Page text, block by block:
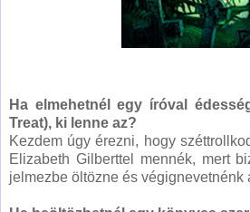
Ha elmehetnél egy íróval
Treat), ki lenne az?
Kezdem úgy érezni, hogy
Elizabeth Gilberttel mennék, mert
jelmezbe öltözne és végignevetnénk